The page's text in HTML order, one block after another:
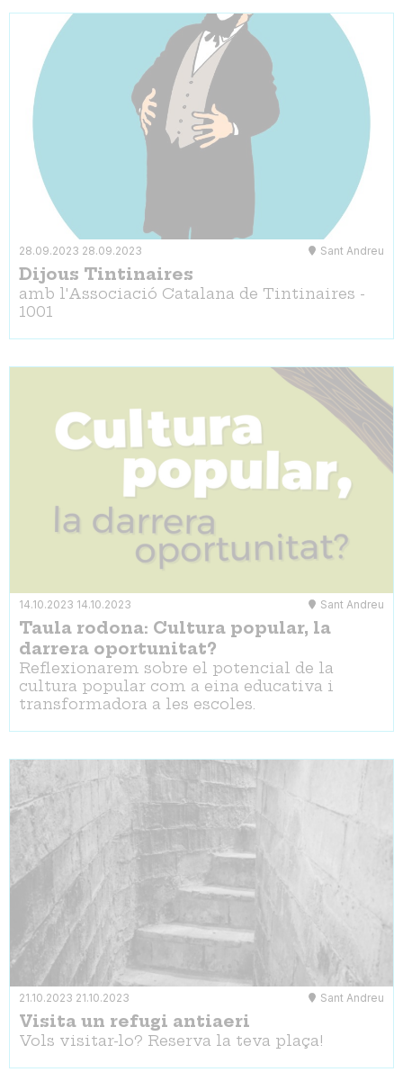
28.09.2023 28.09.2023 Sant Andreu
Dijous Tintinaires
amb l'Associació Catalana de Tintinaires -
1001
14.10.2023 14.10.2023 Sant Andreu
Taula rodona: Cultura popular, la
darrera oportunitat?
Reflexionarem sobre el potencial de la
cultura popular com a eina educativa i
transformadora a les escoles.
21.10.2023 21.10.2023 Sant Andreu
Visita un refugi antiaeri
Vols visitar-lo? Reserva la teva plaça!